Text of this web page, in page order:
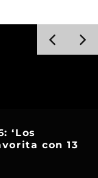
‘Los
con 13